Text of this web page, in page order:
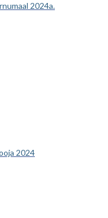
2024a.
2024